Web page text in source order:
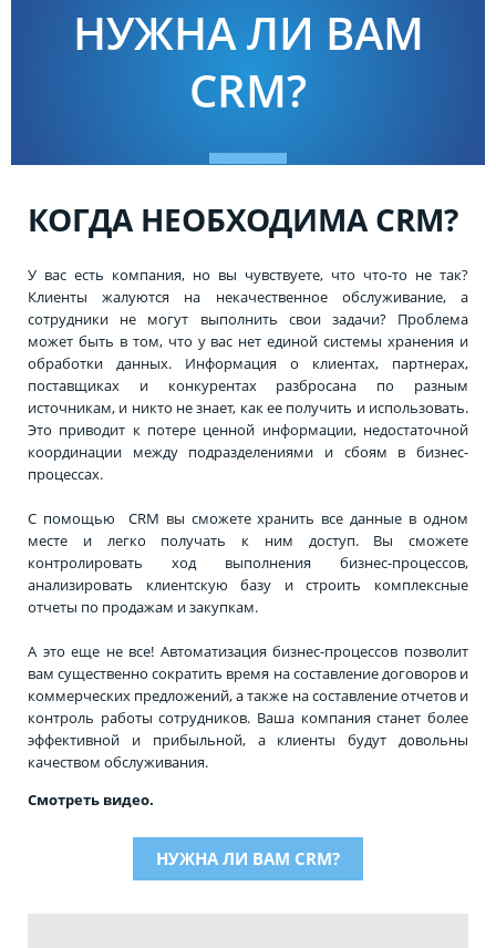
НУЖНА ЛИ ВАМ
CRM?
КОГДА НЕОБХОДИМА CRM?
У вас есть компания, но вы чувствуете, что что-то не так?
Клиенты жалуются на некачественное обслуживание, а
сотрудники не могут выполнить свои задачи? Проблема
может быть в том, что у вас нет единой системы хранения и
обработки данных. Информация о клиентах, партнерах,
поставщиках и конкурентах разбросана по разным
источникам, и никто не знает, как ее получить и использовать.
Это приводит к потере ценной информации, недостаточной
координации между подразделениями и сбоям в бизнес-
процессах.
С помощью CRM вы сможете хранить все данные в одном
месте и легко получать к ним доступ. Вы сможете
контролировать ход выполнения бизнес-процессов,
анализировать клиентскую базу и строить комплексные
отчеты по продажам и закупкам.
А это еще не все! Автоматизация бизнес-процессов позволит
вам существенно сократить время на составление договоров и
коммерческих предложений, а также на составление отчетов и
контроль работы сотрудников. Ваша компания станет более
эффективной и прибыльной, а клиенты будут довольны
качеством обслуживания.
Смотреть видео.
НУЖНА ЛИ ВАМ CRM?